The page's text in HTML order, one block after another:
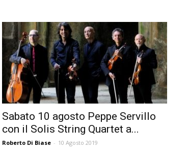
Sabato 10 agosto Peppe Servillo
con il Solis String Quartet a...
Roberto Di Biase - 10 Agosto 2019